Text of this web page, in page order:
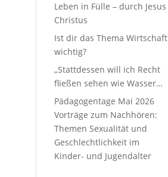
Leben in Fülle – durch Jesus
Christus
Ist dir das Thema Wirtschaft
wichtig?
„Stattdessen will ich Recht
fließen sehen wie Wasser…
Pädagogentage Mai 2026
Vorträge zum Nachhören:
Themen Sexualität und
Geschlechtlichkeit im
Kinder- und Jugendalter